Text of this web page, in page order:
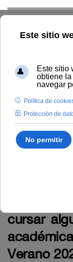
Home La UNIA
Anuncio relativo a
para cursar
Cursos de Verano
Anuncio
excluidos
cursar
Verano